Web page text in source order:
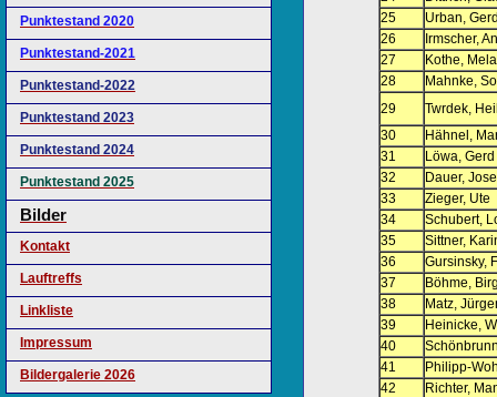
Punktestand 2020
Punktestand-2021
Punktestand-2022
Punktestand 2023
Punktestand 2024
Punktestand 2025
Bilder
Kontakt
Lauftreffs
Linkliste
Impressum
Bildergalerie 2026
25
Urban,
26
Irmscher,
27
Kothe,
28
Mahnke,
29
Twrdek,
30
Hähnel,
31
Löwa, Gerd
32
Dauer,
33
Zieger, Ute
34
Schubert,
35
Sittner,
36
Gursinsky,
37
Böhme,
38
Matz,
39
Heinicke,
40
41
Philipp-
42
Richter,